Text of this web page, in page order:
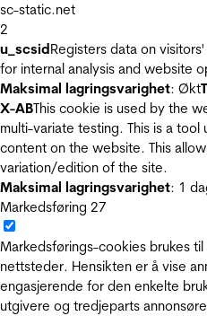
sc-static.net
2
u_scsidRegisters data on
for internal analysis and website
Maksimal lagringsvarighet: Økt
X-ABThis cookie is used by the
multi-variate testing. This is a
content on the website. This
variation/edition of the site.
Maksimal lagringsvarighet: 1
Markedsføring 27
Markedsførings-cookies brukes
nettsteder. Hensikten er å vise
engasjerende for den enkelte
utgivere og tredjeparts